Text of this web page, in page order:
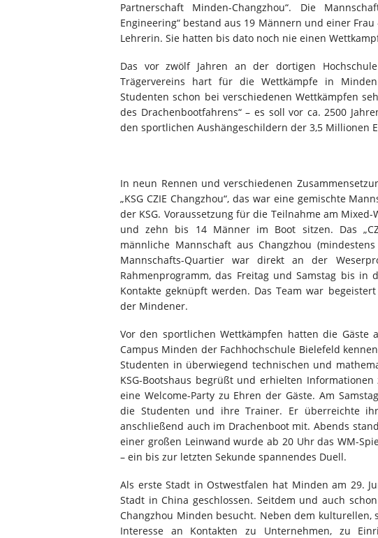
Partnerschaft Minden-Changzhou“. Die
Engineering“ bestand aus 19 Männern und einer
Lehrerin. Sie hatten bis dato noch nie einen
Das vor zwölf Jahren an der dortigen
Trägervereins hart für die Wettkämpfe in
Studenten schon bei verschiedenen Wettkämpfen
des Drachenbootfahrens“ – es soll vor ca. 2500
den sportlichen Aushängeschildern der 3,5 Millionen
In neun Rennen und verschiedenen
„KSG CZIE Changzhou“, das war eine gemischte
der KSG. Voraussetzung für die Teilnahme am
und zehn bis 14 Männer im Boot sitzen. Das
männliche Mannschaft aus Changzhou
Mannschafts-Quartier war direkt an der
Rahmenprogramm, das Freitag und Samstag bis
Kontakte geknüpft werden. Das Team war
der Mindener.
Vor den sportlichen Wettkämpfen hatten die Gäste
Campus Minden der Fachhochschule Bielefeld
Studenten in überwiegend technischen und
KSG-Bootshaus begrüßt und erhielten
eine Welcome-Party zu Ehren der Gäste. Am
die Studenten und ihre Trainer. Er überreichte
anschließend auch im Drachenboot mit. Abends
einer großen Leinwand wurde ab 20 Uhr das WM-
– ein bis zur letzten Sekunde spannendes Duell.
Als erste Stadt in Ostwestfalen hat Minden am 29.
Stadt in China geschlossen. Seitdem und auch
Changzhou Minden besucht. Neben dem
Interesse an Kontakten zu Unternehmen, zu